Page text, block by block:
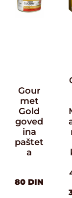
Gour
met
Gold
goved
ina
paštet
a
80 DIN